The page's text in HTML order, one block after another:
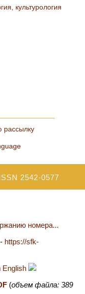
рассылку
2542-0577
номера...
- https://sfk-
English
(объем файла: 389